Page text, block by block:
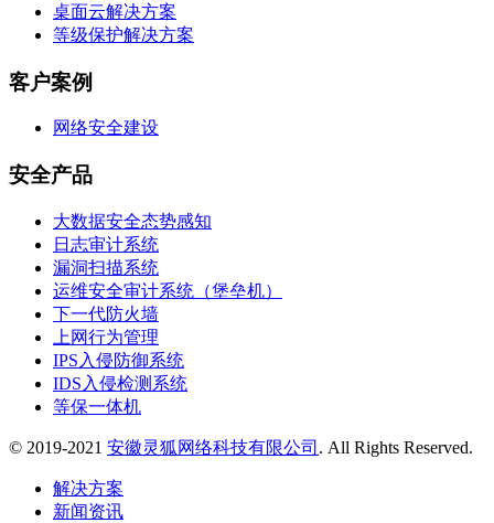
桌面云解决方案
等级保护解决方案
客户案例
网络安全建设
安全产品
大数据安全态势感知
日志审计系统
漏洞扫描系统
运维安全审计系统（堡垒机）
下一代防火墙
上网行为管理
IPS入侵防御系统
IDS入侵检测系统
等保一体机
© 2019-2021 安徽灵狐网络科技有限公司 . All Rights Reserved.
解决方案
新闻资讯